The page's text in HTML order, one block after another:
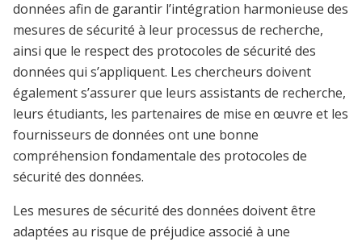
données afin de garantir l’intégration harmonieuse des
mesures de sécurité à leur processus de recherche,
ainsi que le respect des protocoles de sécurité des
données qui s’appliquent. Les chercheurs doivent
également s’assurer que leurs assistants de recherche,
leurs étudiants, les partenaires de mise en œuvre et les
fournisseurs de données ont une bonne
compréhension fondamentale des protocoles de
sécurité des données.
Les mesures de sécurité des données doivent être
adaptées au risque de préjudice associé à une